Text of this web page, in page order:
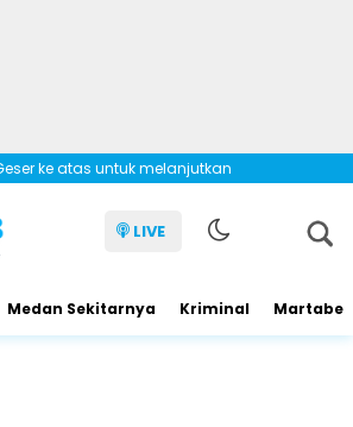
ke atas untuk melanjutkan
LIVE
Medan Sekitarnya Kriminal Martabe